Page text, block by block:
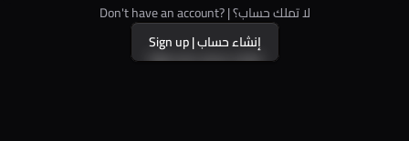
Don't have an account? | لا تملك حساب؟
Sign up | إنشاء حساب
Sign up | إنشاء حساب